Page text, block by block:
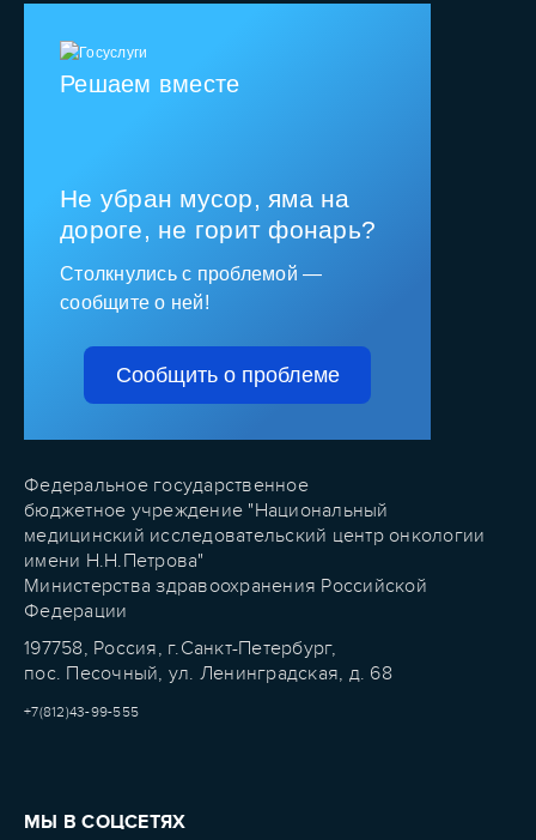
Решаем вместе
Не убран мусор, яма на
дороге, не горит фонарь?
Столкнулись с проблемой —
сообщите о ней!
Сообщить о проблеме
Федеральное государственное
бюджетное учреждение "Национальный
медицинский исследовательский центр онкологии
имени Н.Н.Петрова"
Министерства здравоохранения Российской
Федерации
197758, Россия, г.Санкт-Петербург,
пос. Песочный, ул. Ленинградская, д. 68
+7(812)43-99-555
МЫ В СОЦСЕТЯХ